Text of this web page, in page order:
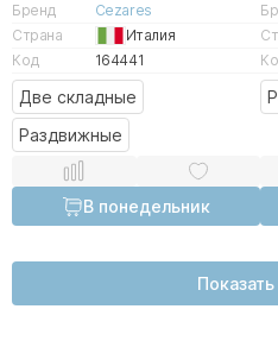
Бренд
Cezares
Страна
Италия
Код
164441
Две складные
Раздвижные
В понедельник